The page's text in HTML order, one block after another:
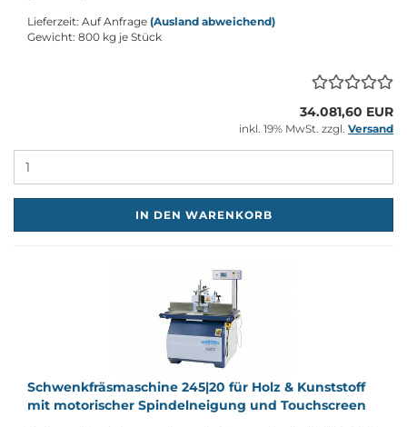
Lieferzeit: Auf Anfrage (Ausland abweichend)
Gewicht: 800 kg je Stück
34.081,60 EUR
inkl. 19% MwSt. zzgl. Versand
IN DEN WARENKORB
Schwenk­fräs­ma­schi­ne 245|20 für Holz & Kunst­stoff
mit mo­to­ri­scher Spin­del­nei­gung und Touch­screen